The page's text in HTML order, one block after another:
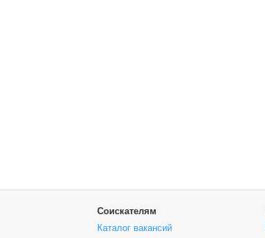
Соискателям
Каталог вакансий